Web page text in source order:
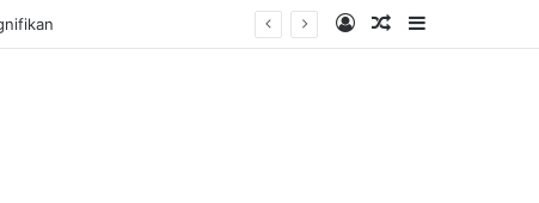
Log InRandom Article
Sidebar